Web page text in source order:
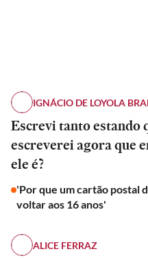
IGNÁCIO DE LOYOLA
Escrevi tanto estando
escreverei agora que
ele é?
'Por que um cartão postal
voltar aos 16 anos'
ALICE FERRAZ